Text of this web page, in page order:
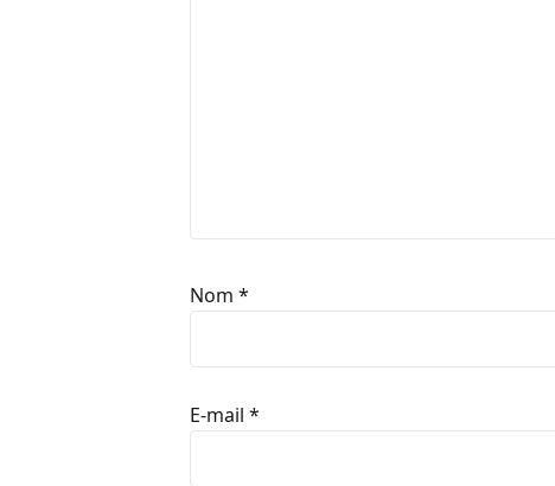
Nom *
E-mail *